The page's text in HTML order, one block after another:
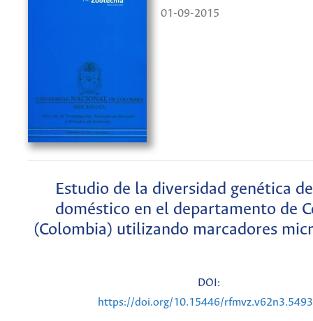
01-09-2015
Estudio de la diversidad genética
doméstico en el departamento de
(Colombia) utilizando marcadores
DOI:
https://doi.org/10.15446/